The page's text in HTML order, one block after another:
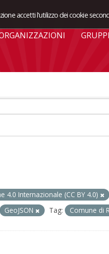
accetti l'utilizzo dei cookie
GRUPPI
4.0 Internazionale (CC BY 4.0)
GeoJSON Tag: Comune di